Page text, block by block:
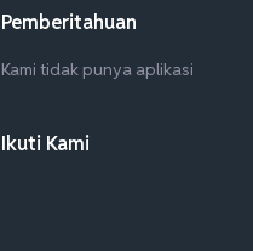
Pemberitahuan
Kami tidak punya aplikasi
Ikuti Kami